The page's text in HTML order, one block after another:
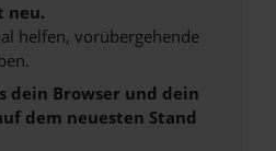
neu.
helfen, vorübergehende
dein Browser und dein
dem neuesten Stand